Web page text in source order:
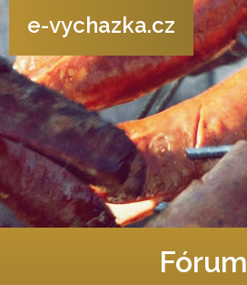
e-vychazka.cz
Fórum